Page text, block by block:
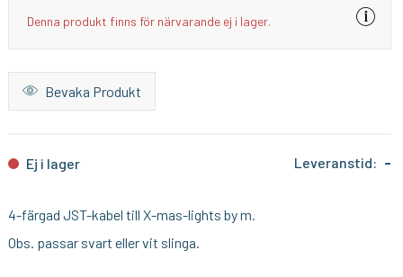
Denna produkt finns för närvarande ej i lager.
Bevaka Produkt
Ej i lager Leveranstid: -
4-färgad JST-kabel till X-mas-lights by m.
Obs. passar svart eller vit slinga.